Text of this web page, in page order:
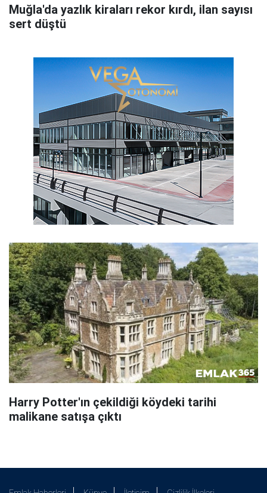
Muğla'da yazlık kiraları rekor kırdı, ilan sayısı
sert düştü
Harry Potter'ın çekildiği köydeki tarihi
malikane satışa çıktı